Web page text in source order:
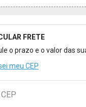
para Calcular
FRETE
o prazo e o valor das
meu CEP